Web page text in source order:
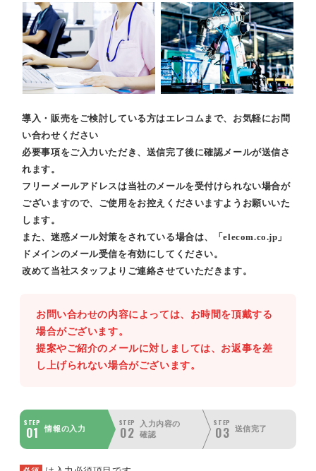
導入・販売をご検討している方はエレコムまで、お気軽にお問
い合わせください
必要事項をご入力いただき、送信完了後に確認メールが送信さ
れます。
フリーメールアドレスは当社のメールを受付けられない場合が
ございますので、ご使用をお控えくださいますようお願いいた
します。
また、迷惑メール対策をされている場合は、「elecom.co.jp」
ドメインのメール受信を有効にしてください。
改めて当社スタッフよりご連絡させていただきます。
お問い合わせの内容によっては、お時間を頂戴する
場合がございます。
提案やご紹介のメールに対しましては、お返事を差
し上げられない場合がございます。
STEP
01 情報の入力
STEP
02
入力内容の
確認
STEP
03 送信完了